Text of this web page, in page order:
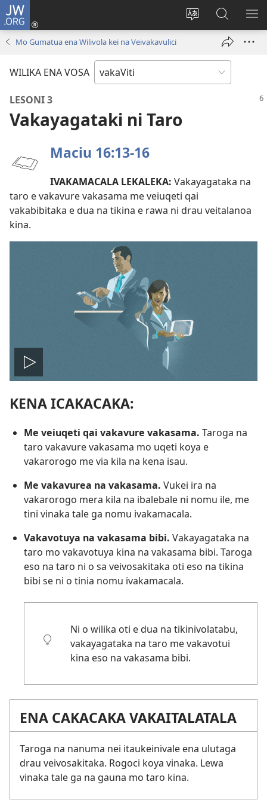
JW.ORG
Veisautaka
Dolava
(opens
Vaqara
ena
JW.ORG
Mo Gumatua ena Wilivola kei na Veivakavulici
WILIKA ENA VOSA
LESONI 3
Vakayagataki ni Taro
Maciu 16:13-16
IVAKAMACALA LEKALEKA: Vakayagataka na
taro e vakavure vakasama me veiuqeti qai
vakabibitaka e dua na tikina e rawa ni drau veitalanoa
kina.
Play
video
KENA ICAKACAKA:
Me veiuqeti qai vakavure vakasama. Taroga na
taro vakavure vakasama mo uqeti koya e
vakarorogo me via kila na kena isau.
Me vakavurea na vakasama. Vukei ira na
vakarorogo mera kila na ibalebale ni nomu ile, me
tini vinaka tale ga nomu ivakamacala.
Vakavotuya na vakasama bibi. Vakayagataka na
taro mo vakavotuya kina na vakasama bibi. Taroga
eso na taro ni o sa veivosakitaka oti eso na tikina
bibi se ni o tinia nomu ivakamacala.
Ni o wilika oti e dua na tikinivolatabu,
vakayagataka na taro me vakavotui
kina eso na vakasama bibi.
ENA CAKACAKA VAKAITALATALA
Taroga na nanuma nei itaukeinivale ena ulutaga
drau veivosakitaka. Rogoci koya vinaka. Lewa
vinaka tale ga na gauna mo taro kina.